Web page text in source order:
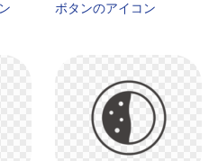
ボタンのアイコン